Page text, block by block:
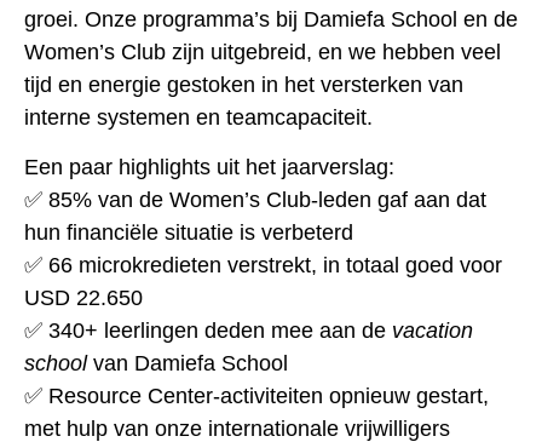
groei. Onze programma’s bij Damiefa School en de
Women’s Club zijn uitgebreid, en we hebben veel
tijd en energie gestoken in het versterken van
interne systemen en teamcapaciteit.
Een paar highlights uit het jaarverslag:
✅ 85% van de Women’s Club-leden gaf aan dat
hun financiële situatie is verbeterd
✅ 66 microkredieten verstrekt, in totaal goed voor
USD 22.650
✅ 340+ leerlingen deden mee aan de vacation
schoolvan Damiefa School
✅ Resource Center-activiteiten opnieuw gestart,
met hulp van onze internationale vrijwilligers